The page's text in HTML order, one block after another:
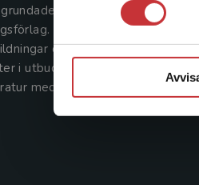
1963 och är idag
Med läromedel,
och digitala
i utbudet,
med längs hela kunskapsresan.